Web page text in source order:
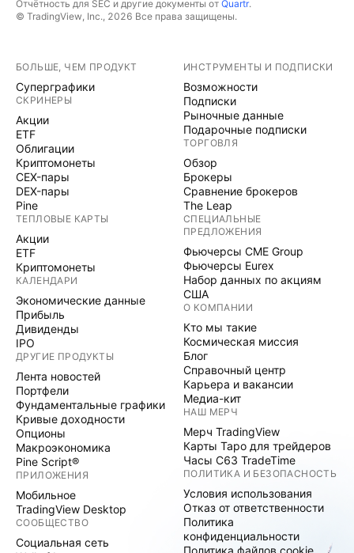
Отчётность для SEC и другие документы от Quartr.
© TradingView, Inc., 2026 Все права защищены.
БОЛЬШЕ, ЧЕМ ПРОДУКТ
Суперграфики
СКРИНЕРЫ
Акции
ETF
Облигации
Криптомонеты
CEX-пары
DEX-пары
Pine
ТЕПЛОВЫЕ КАРТЫ
Акции
ETF
Криптомонеты
КАЛЕНДАРИ
Экономические данные
Прибыль
Дивиденды
IPO
ДРУГИЕ ПРОДУКТЫ
Лента новостей
Портфели
Фундаментальные графики
Кривые доходности
Опционы
Макроэкономика
Pine Script®
ПРИЛОЖЕНИЯ
Мобильное
TradingView Desktop
СООБЩЕСТВО
Социальная сеть
ИНСТРУМЕНТЫ И ПОДПИСКИ
Возможности
Подписки
Рыночные данные
Подарочные подписки
ТОРГОВЛЯ
Обзор
Брокеры
Сравнение брокеров
The Leap
СПЕЦИАЛЬНЫЕ
ПРЕДЛОЖЕНИЯ
Фьючерсы CME Group
Фьючерсы Eurex
Набор данных по акциям
США
О КОМПАНИИ
Кто мы такие
Космическая миссия
Блог
Справочный центр
Карьера и вакансии
Медиа-кит
НАШ МЕРЧ
Мерч TradingView
Карты Таро для трейдеров
Часы C63 TradeTime
ПОЛИТИКА И БЕЗОПАСНОСТЬ
Условия использования
Отказ от ответственности
Политика
конфиденциальности
Политика файлов cookie